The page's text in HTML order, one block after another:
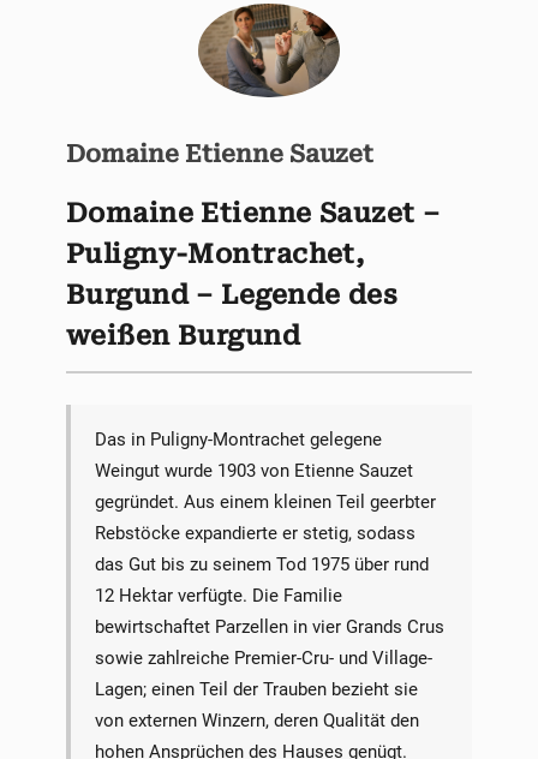
Domaine Etienne Sauzet
Domaine Etienne Sauzet –
Puligny-Montrachet,
Burgund – Legende des
weißen Burgund
Das in Puligny-Montrachet gelegene
Weingut wurde 1903 von Etienne Sauzet
gegründet. Aus einem kleinen Teil geerbter
Rebstöcke expandierte er stetig, sodass
das Gut bis zu seinem Tod 1975 über rund
12 Hektar verfügte. Die Familie
bewirtschaftet Parzellen in vier Grands Crus
sowie zahlreiche Premier-Cru- und Village-
Lagen; einen Teil der Trauben bezieht sie
von externen Winzern, deren Qualität den
hohen Ansprüchen des Hauses genügt.